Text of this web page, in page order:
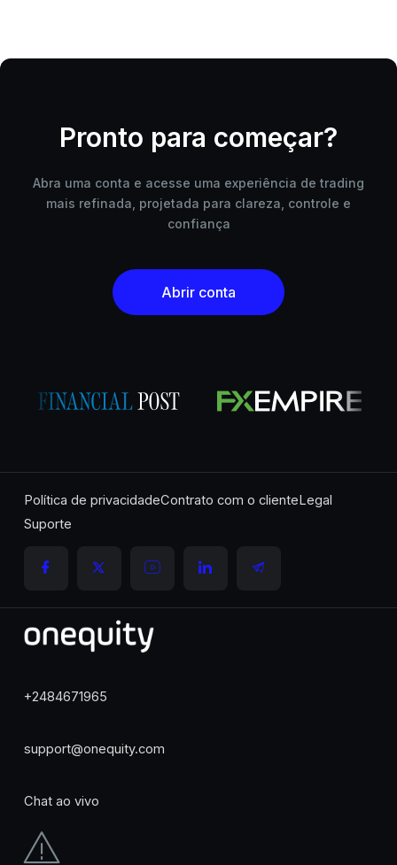
Pronto para começar?
Abra uma conta e acesse uma experiência de trading
mais refinada, projetada para clareza, controle e
confiança
Abrir conta
Política de privacidadeContrato com o clienteLegal
Suporte
+2484671965
support@onequity.com
Chat ao vivo